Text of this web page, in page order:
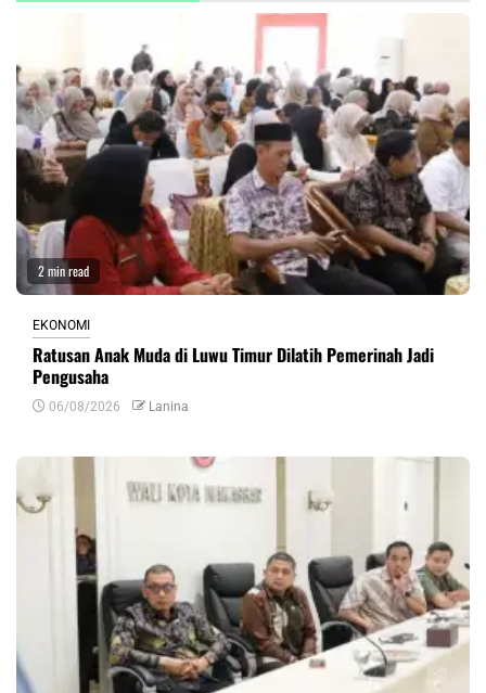
2 min read
EKONOMI
Ratusan Anak Muda di Luwu Timur Dilatih Pemerinah Jadi
Pengusaha
06/08/2026 Lanina